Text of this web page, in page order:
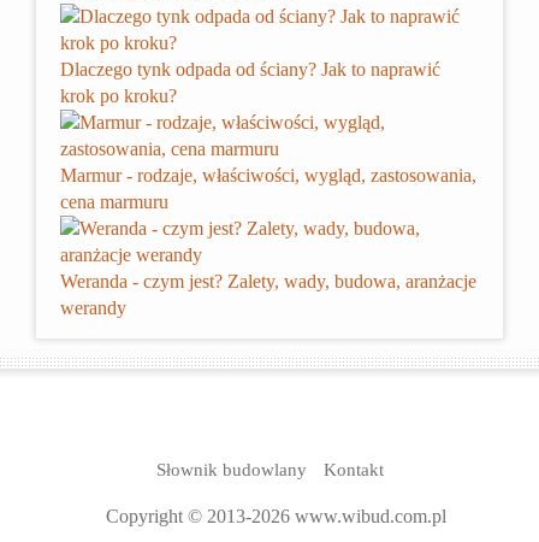
Dlaczego tynk odpada od ściany? Jak to naprawić
krok po kroku?
Marmur - rodzaje, właściwości, wygląd, zastosowania,
cena marmuru
Weranda - czym jest? Zalety, wady, budowa, aranżacje
werandy
Słownik budowlany Kontakt
Copyright © 2013-2026 www.wibud.com.pl